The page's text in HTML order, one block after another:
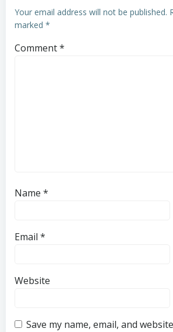
Your email address will not be published.
marked *
Comment*
Name *
Email *
Website
Save my name, email, and